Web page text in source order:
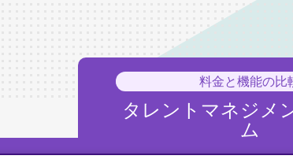
料金と機能の比
タレントマネジメ
ム